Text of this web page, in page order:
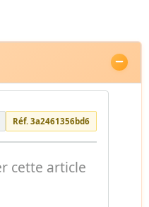
Réf. 3a2461356bd6
cette article